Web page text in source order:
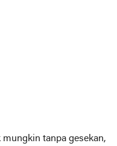
tanpa gesekan,